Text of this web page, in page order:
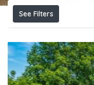
See Filters